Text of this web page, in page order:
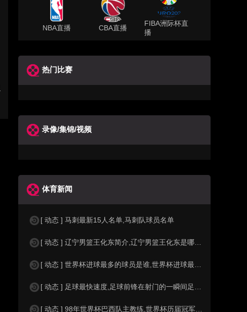
NBA直播 CBA直播
FIBA洲际杯直
播
热门比赛
录像/集锦/视频
体育新闻
[ 动态 ] 马刺最新15人名单,马刺队球员名单
[ 动态 ] 辽宁男篮王化东简介,辽宁男篮王化东是哪里人？
[ 动态 ] 世界杯进球最多的球员是谁,世界杯进球最多的球员是谁？
[ 动态 ] 足球最快速度,足球前锋在射门的一瞬间足球的速度有多快？？
[ 动态 ] 98年世界杯巴西队主教练,世界杯历届冠军球队教练